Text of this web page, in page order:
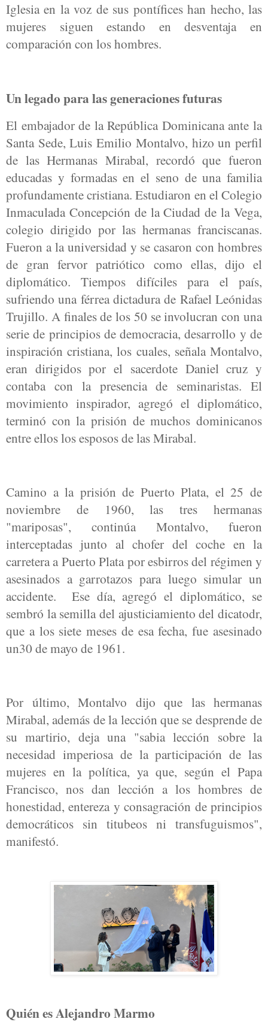
Iglesia en la voz de sus pontífices han hecho, las
mujeres siguen estando en desventaja en
comparación con los hombres.
Un legado para las generaciones futuras
El embajador de la República Dominicana ante la
Santa Sede, Luis Emilio Montalvo, hizo un perfil
de las Hermanas Mirabal, recordó que fueron
educadas y formadas en el seno de una familia
profundamente cristiana. Estudiaron en el Colegio
Inmaculada Concepción de la Ciudad de la Vega,
colegio dirigido por las hermanas franciscanas.
Fueron a la universidad y se casaron con hombres
de gran fervor patriótico como ellas, dijo el
diplomático. Tiempos difíciles para el país,
sufriendo una férrea dictadura de Rafael Leónidas
Trujillo. A finales de los 50 se involucran con una
serie de principios de democracia, desarrollo y de
inspiración cristiana, los cuales, señala Montalvo,
eran dirigidos por el sacerdote Daniel cruz y
contaba con la presencia de seminaristas. El
movimiento inspirador, agregó el diplomático,
terminó con la prisión de muchos dominicanos
entre ellos los esposos de las Mirabal.
Camino a la prisión de Puerto Plata, el 25 de
noviembre de 1960, las tres hermanas
"mariposas", continúa Montalvo, fueron
interceptadas junto al chofer del coche en la
carretera a Puerto Plata por esbirros del régimen y
asesinados a garrotazos para luego simular un
accidente. Ese día, agregó el diplomático, se
sembró la semilla del ajusticiamiento del dicatodr,
que a los siete meses de esa fecha, fue asesinado
un30 de mayo de 1961.
Por último, Montalvo dijo que las hermanas
Mirabal, además de la lección que se desprende de
su martirio, deja una "sabia lección sobre la
necesidad imperiosa de la participación de las
mujeres en la política, ya que, según el Papa
Francisco, nos dan lección a los hombres de
honestidad, entereza y consagración de principios
democráticos sin titubeos ni transfuguismos",
manifestó.
Quién es Alejandro Marmo